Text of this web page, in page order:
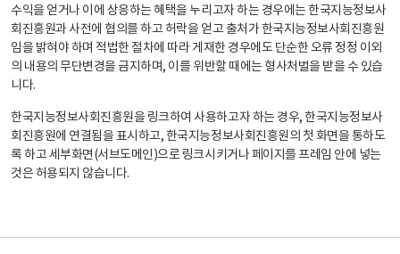
수익을 얻거나 이에 상응하는 혜택을 누리고자 하는 경우에는 한국지능정보사
회진흥원과 사전에 협의를 하고 허락을 얻고 출처가 한국지능정보사회진흥원
임을 밝혀야 하며 적법한 절차에 따라 게재한 경우에도 단순한 오류 정정 이외
의 내용의 무단변경을 금지하며, 이를 위반할 때에는 형사처벌을 받을 수 있습
니다.
한국지능정보사회진흥원을 링크하여 사용하고자 하는 경우, 한국지능정보사
회진흥원에 연결됨을 표시하고, 한국지능정보사회진흥원의 첫 화면을 통하도
록 하고 세부화면(서브도메인)으로 링크시키거나 페이지를 프레임 안에 넣는
것은 허용되지 않습니다.